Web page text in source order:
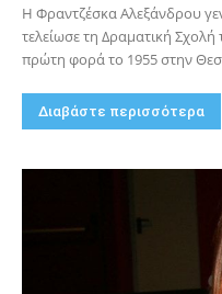
Η Φραντζέσκα Αλεξάνδρου
τελείωσε τη Δραματική
πρώτη φορά το 1955 στην
Διαβάστε περισσότερα